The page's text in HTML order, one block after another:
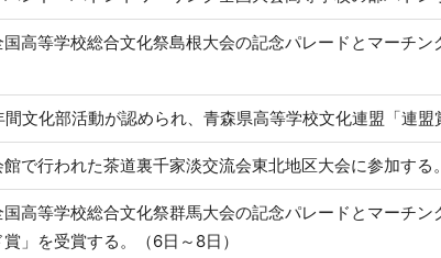
高等学校総合文化祭島根大会の記念パレードとマーチ
文化部活動が認められ、青森県高等学校文化連盟「連盟
で行われた茶道裏千家淡交流会東北地区大会に参加する
高等学校総合文化祭群馬大会の記念パレードとマーチ
」を受賞する。（6日～8日）